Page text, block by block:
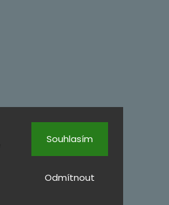
Odmítnout
Souhlasím